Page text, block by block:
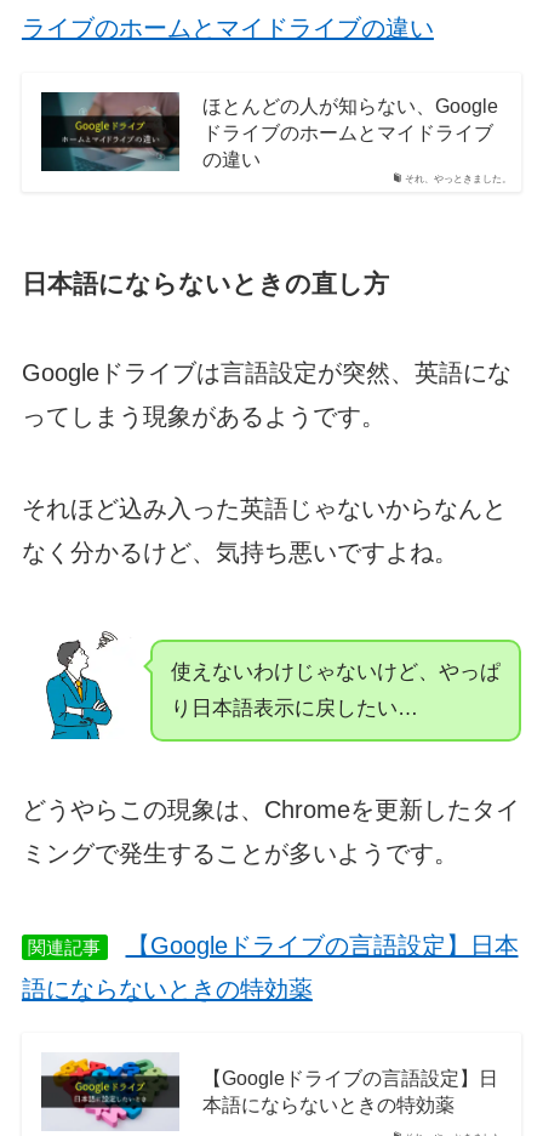
ライブのホームとマイドライブの違い
それ、やっときました。
ほとんどの人が知らない、Google
ドライブのホームとマイドライブ
の違い
日本語にならないときの直し方
Googleドライブは言語設定が突然、英語にな
ってしまう現象があるようです。
それほど込み入った英語じゃないからなんと
なく分かるけど、気持ち悪いですよね。
使えないわけじゃないけど、やっぱ
り日本語表示に戻したい…
どうやらこの現象は、Chromeを更新したタイ
ミングで発生することが多いようです。
関連記事
【Googleドライブの言語設定】日本
語にならないときの特効薬
【Googleドライブの言語設定】日
本語にならないときの特効薬